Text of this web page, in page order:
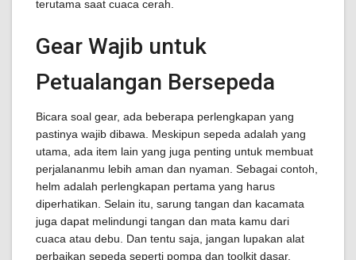
terutama saat cuaca cerah.
Gear Wajib untuk
Petualangan Bersepeda
Bicara soal gear, ada beberapa perlengkapan yang
pastinya wajib dibawa. Meskipun sepeda adalah yang
utama, ada item lain yang juga penting untuk membuat
perjalananmu lebih aman dan nyaman. Sebagai contoh,
helm adalah perlengkapan pertama yang harus
diperhatikan. Selain itu, sarung tangan dan kacamata
juga dapat melindungi tangan dan mata kamu dari
cuaca atau debu. Dan tentu saja, jangan lupakan alat
perbaikan sepeda seperti pompa dan toolkit dasar.